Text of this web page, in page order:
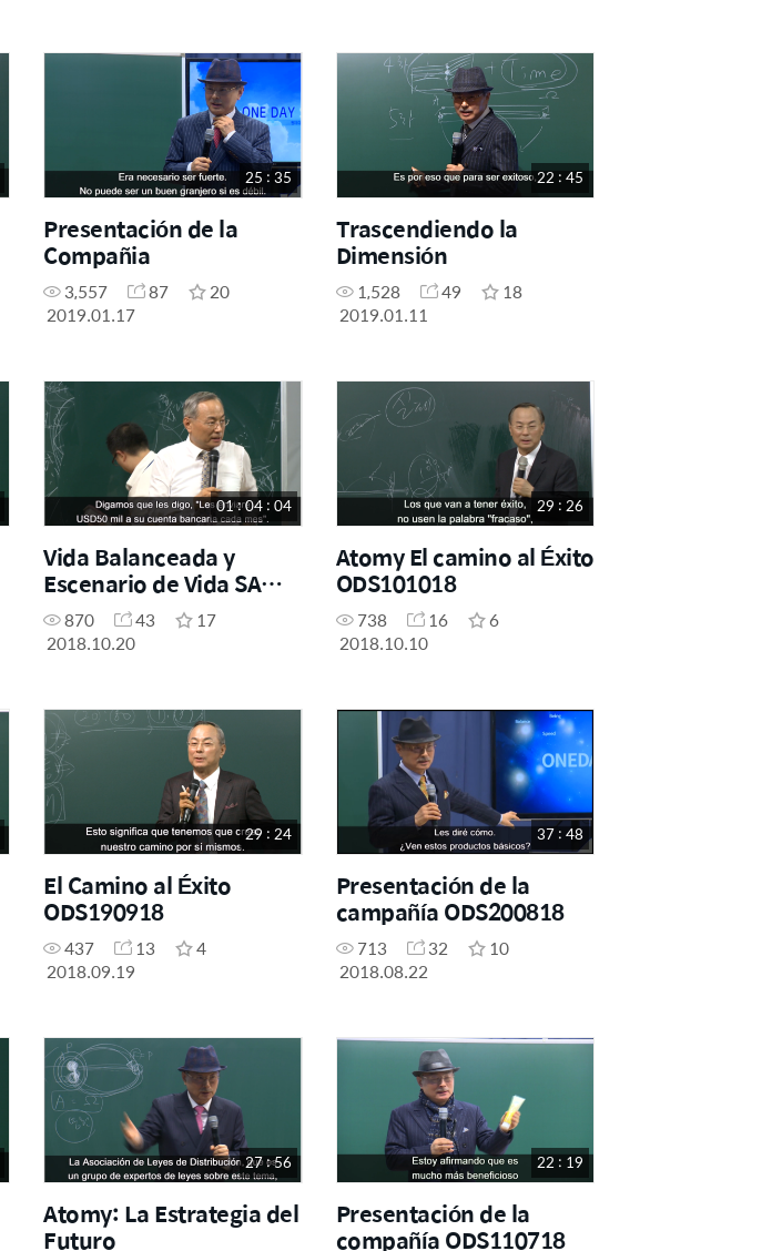
25 : 35
Presentación de la
Compañia
3,557 87
20
2019.01.17
22 : 45
Trascendiendo la
Dimensión
1,528 49
18
2019.01.11
01 : 04 : 04
Vida Balanceada y
Escenario de Vida SA
201018
870 43
17
2018.10.20
29 : 26
Atomy El camino al Éxito
ODS101018
738 16
6
2018.10.10
29 : 24
El Camino al Éxito
ODS190918
437 13
4
2018.09.19
37 : 48
Presentación de la
campañía ODS200818
713 32
10
2018.08.22
27 : 56
Atomy: La Estrategia del
Futuro
22 : 19
Presentación de la
compañía ODS110718